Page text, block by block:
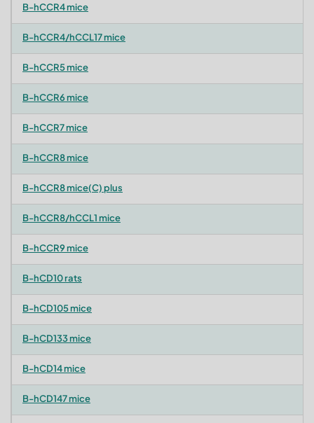
B-hCCR4 mice
B-hCCR4/hCCL17 mice
B-hCCR5 mice
B-hCCR6 mice
B-hCCR7 mice
B-hCCR8 mice
B-hCCR8 mice(C) plus
B-hCCR8/hCCL1 mice
B-hCCR9 mice
B-hCD10 rats
B-hCD105 mice
B-hCD133 mice
B-hCD14 mice
B-hCD147 mice